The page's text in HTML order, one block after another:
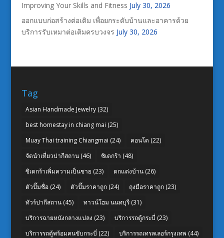
Improving Your Skills and Fitness July 30, 2026
ออกแบบก่อสร้างต่อเติม เพื่อยกระดับบ้านและอาคารด้วย
บริการรับเหมาต่อเติมครบวงจร July 30, 2026
Tag
Asian Handmade Jewelry(32)
best homestay in chiang mai (25)
Muay Thai training Chiangmai (24) คอนโด (22)
จัดนำเที่ยวปากีสถาน(46) ซิเดกร้า (48)
ซิเดกร้าเพิ่มความเป็นชาย (23) ตกแต่งบ้าน(26)
ตัวปั๊มชื่อ(24) ตัวปั๊มราคาถูก(24) ถุงมือราคาถูก(23)
ทัวร์ปากีสถาน(45) ทาวน์โฮม นนทบุรี(31)
บริการฉายหนังกลางแปลง (23) บริการรถตู้กระบี่ (23)
บริการรถตู้พร้อมคนขับกระบี่ (22) บริการรถเทรลเลอร์กรุงเทพ (44)